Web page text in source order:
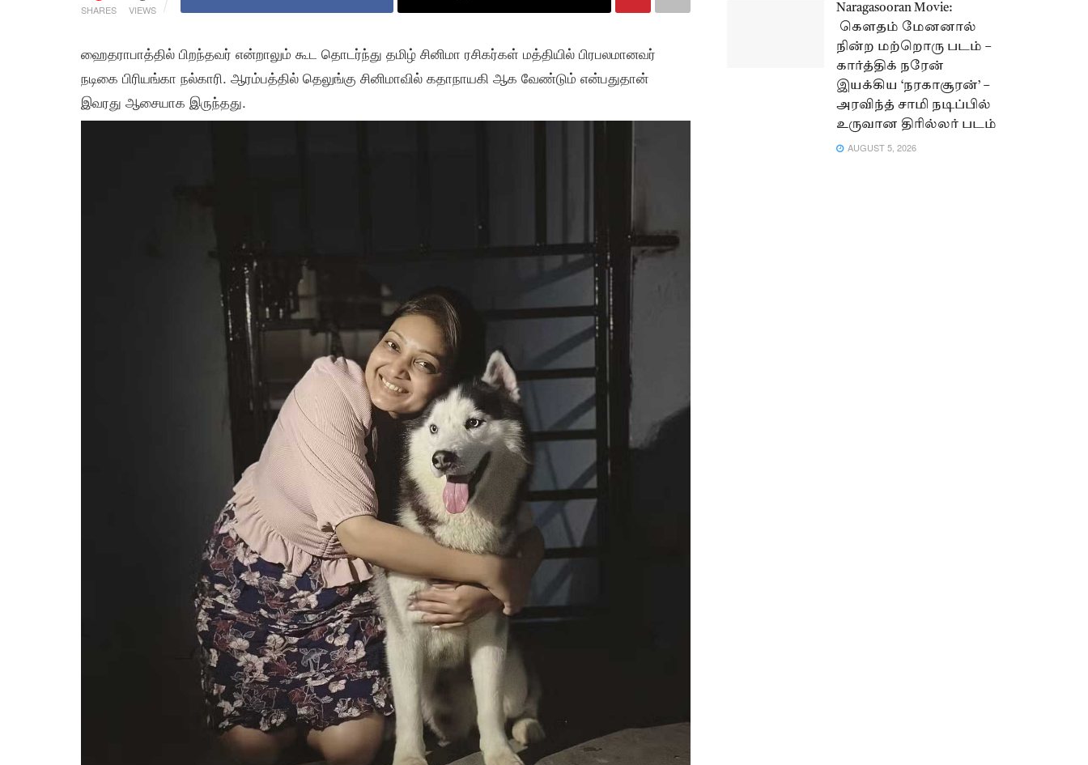
SHARES VIEWS
ஹைதராபாத்தில் பிறந்தவர் என்றாலும் கூட தொடர்ந்து தமிழ் சினிமா ரசிகர்கள் மத்தியில் பிரபலமானவர்
நடிகை பிரியங்கா நல்காரி. ஆரம்பத்தில் தெலுங்கு சினிமாவில் கதாநாயகி ஆக வேண்டும் என்பதுதான்
இவரது ஆசையாக இருந்தது.
Naragasooran Movie:
கௌதம் மேனனால்
நின்ற மற்றொரு படம் –
கார்த்திக் நரேன்
இயக்கிய ‘நரகாசூரன்’ –
அரவிந்த் சாமி நடிப்பில்
உருவான திரில்லர் படம்
AUGUST 5, 2026